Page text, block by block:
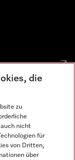
die
zu
nicht
für
von Dritten,
über